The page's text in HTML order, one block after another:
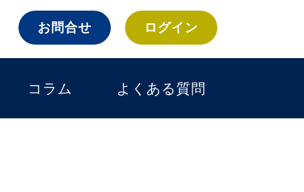
お問合せ ログイン
コラム よくある質問